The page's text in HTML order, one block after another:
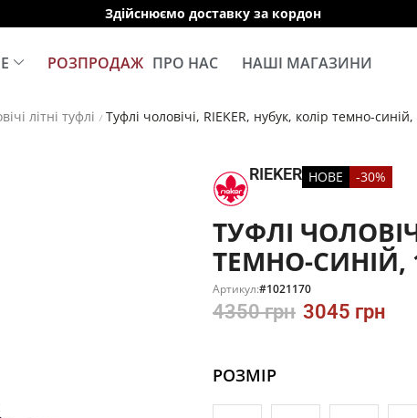
Здійснюємо доставку за кордон
РОЗПРОДАЖ ПРО НАС НАШІ МАГАЗИНИ
літні туфлі / Туфлі чоловічі, RIEKER, нубук, колір темно-
RIEKER НОВЕ -30%
ТУФЛІ
ТЕМНО-СИНІЙ,
Артикул:#1021170
4350грн 3045 грн
РОЗМІР